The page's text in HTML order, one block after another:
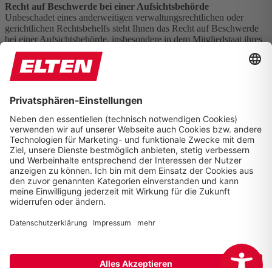
Recht auf Beschwerde bei einer Aufsichtsbehörde
Unbeschadet eines anderweitigen verwaltungsrechtlichen oder
gerichtlichen Rechtsbehelfs steht Ihnen das Recht auf Beschwerde
bei einer Aufsichtsbehörde, insbesondere in dem Mitgliedstaat ihres
Aufenthaltsorts, ihres Arbeitsplatzes oder des Orts des mutmaßlichen
Verstoßes, zu, wenn Sie der Ansicht sind, dass die Verarbeitung der
Sie betreffenden personenbezogenen Daten gegen die DSGVO
verstößt.
LOWA Work c/o
ELTEN GmbH
Ostwall 7-13
D – 47589 Uedem
Tel. +49 (0) 2825 - 80 168
service@lowa-work.com
Home
Datenschutz
© Copyright ELTEN GmbH - Sicherheitsschuhe - Arbeitsschuhe